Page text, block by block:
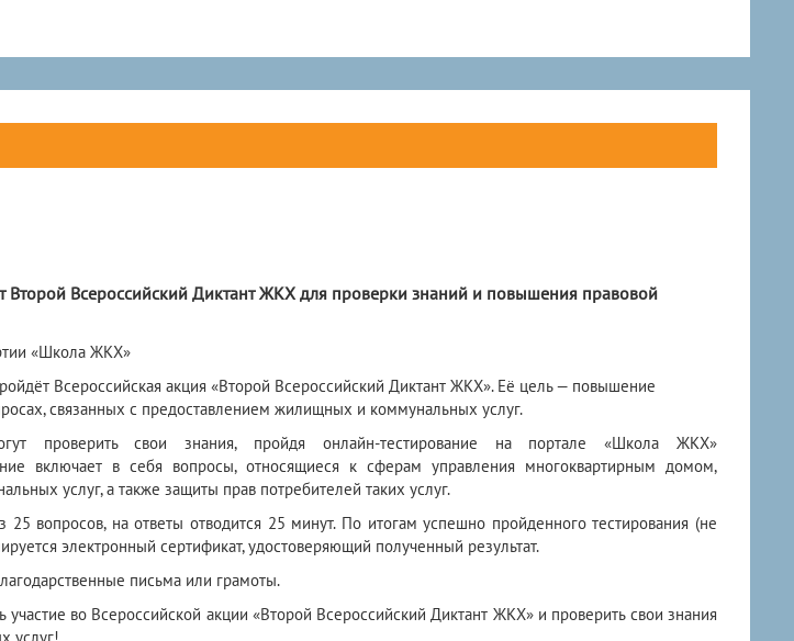
Второй Всероссийский Диктант ЖКХ для проверки знаний и повышения правовой
«Школа ЖКХ»
Всероссийская акция «Второй Всероссийский Диктант ЖКХ». Её цель — повышение
связанных с предоставлением жилищных и коммунальных услуг.
проверить свои знания, пройдя онлайн-тестирование на портале «Школа ЖКХ»
включает в себя вопросы, относящиеся к сферам управления многоквартирным домом,
услуг, а также защиты прав потребителей таких услуг.
25 вопросов, на ответы отводится 25 минут. По итогам успешно пройденного тестирования (не
электронный сертификат, удостоверяющий полученный результат.
письма или грамоты.
во Всероссийской акции «Второй Всероссийский Диктант ЖКХ» и проверить свои знания